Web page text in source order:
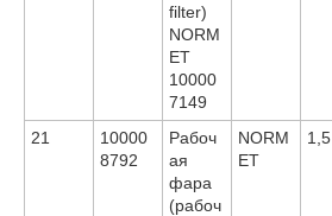
filter)
NORM
ET
10000
7149
21
10000
8792
Рабоч
ая
фара
(рабоч
NORM
ET
1,5